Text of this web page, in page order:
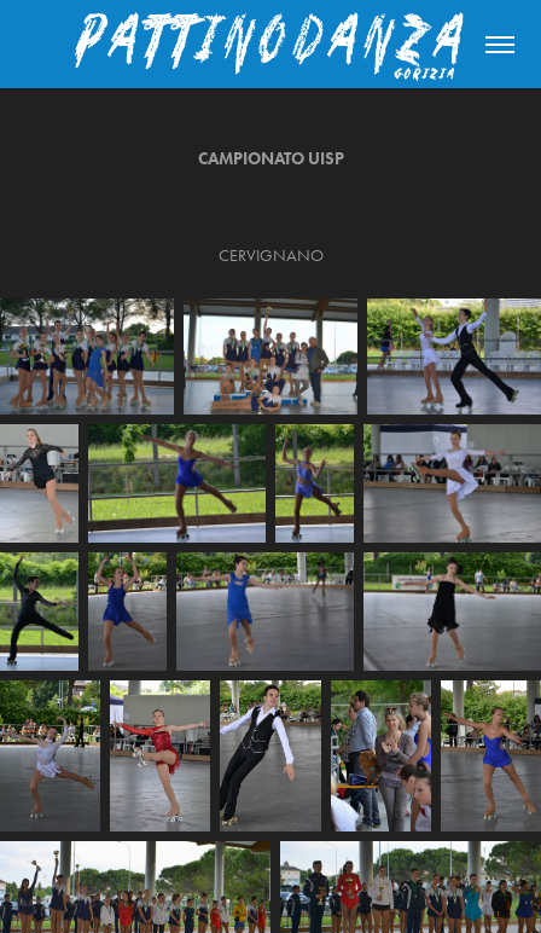
CAMPIONATO UISP
CERVIGNANO